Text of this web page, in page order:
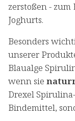
zerstoßen -
Joghurts.
Besonders
unserer
Blaualge
wenn sie
Drexel
Bindemittel,